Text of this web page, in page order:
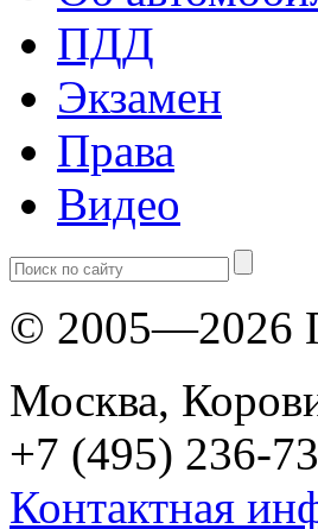
ПДД
Экзамен
Права
Видео
© 2005—2026
Москва,
+7 (495) 236-
Контактная